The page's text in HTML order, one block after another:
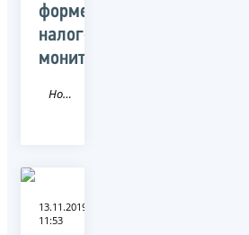
форме
налогового
мониторинга
Новость
13.11.2019
11:53